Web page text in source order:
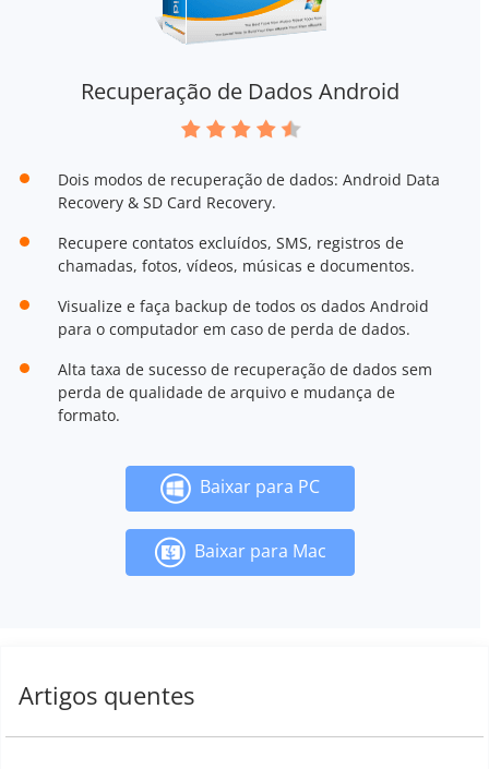
Recuperação de Dados Android
Dois modos de recuperação de dados: Android Data
Recovery & SD Card Recovery.
Recupere contatos excluídos, SMS, registros de
chamadas, fotos, vídeos, músicas e documentos.
Visualize e faça backup de todos os dados Android
para o computador em caso de perda de dados.
Alta taxa de sucesso de recuperação de dados sem
perda de qualidade de arquivo e mudança de
formato.
Baixar para PC
Baixar para Mac
Artigos quentes